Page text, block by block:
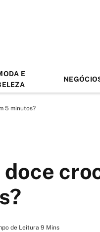
E
5 minutos?
doce
de Leitura 9 Mins